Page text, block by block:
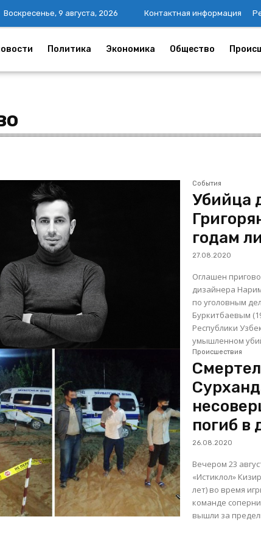
Воскресенье, 9 августа, 2026 Контактная информация
Политика Экономика Общество
События
Убийца
годам
27.08.2020
Оглашен
дизайнера Наримана Григоряна.
по уголовным
Буркитбаевым
Республики
умышленном
Происшествия
погиб в
26.08.2020
Вечером 23
«Истиклол»
лет) во время
команде
вышли за